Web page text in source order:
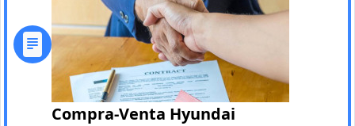
Compra-Venta Hyundai